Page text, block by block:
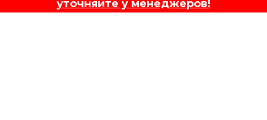
уточняйте у менеджеров!